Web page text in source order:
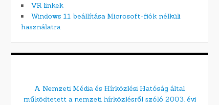
VR linkek
Windows 11 beállítása Microsoft-fiók nélküli
használatra
A Nemzeti Média és Hírközlési Hatóság által
működtetett a nemzeti hírközlésről szóló 2003. évi